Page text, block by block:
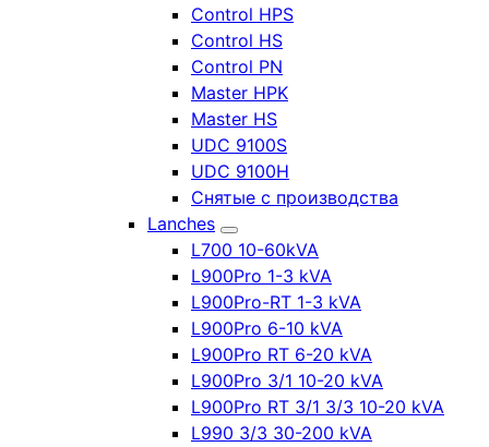
Control HPS
Control HS
Control PN
Master HPK
Master HS
UDC 9100S
UDC 9100H
Снятые с производства
Lanches
L700 10-60kVA
L900Pro 1-3 kVA
L900Pro-RT 1-3 kVA
L900Pro 6-10 kVA
L900Pro RT 6-20 kVA
L900Pro 3/1 10-20 kVA
L900Pro RT 3/1 3/3 10-20 kVA
L990 3/3 30-200 kVA